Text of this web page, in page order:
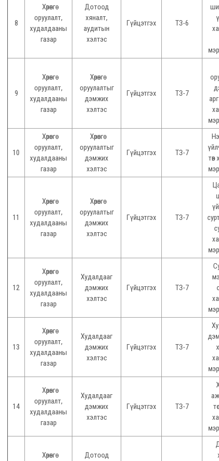
8
Хөрөнгө
оруулалт,
худалдааны
газар
Дотоод
хяналт,
аудитын
хэлтэс
Гүйцэтгэх ТЗ-6
9
Хөрөнгө
оруулалт,
худалдааны
газар
Хөрөнгө
оруулалтыг
дэмжих
хэлтэс
Гүйцэтгэх ТЗ-7
10
Хөрөнгө
оруулалт,
худалдааны
газар
Хөрөнгө
оруулалтыг
дэмжих
хэлтэс
Гүйцэтгэх ТЗ-7
11
Хөрөнгө
оруулалт,
худалдааны
газар
Хөрөнгө
оруулалтыг
дэмжих
хэлтэс
Гүйцэтгэх ТЗ-7
12
Хөрөнгө
оруулалт,
худалдааны
газар
Худалдааг
дэмжих
хэлтэс
Гүйцэтгэх ТЗ-7
13
Хөрөнгө
оруулалт,
худалдааны
газар
Худалдааг
дэмжих
хэлтэс
Гүйцэтгэх ТЗ-7
14
Хөрөнгө
оруулалт,
худалдааны
газар
Худалдааг
дэмжих
хэлтэс
Гүйцэтгэх ТЗ-7
Хөрөнгө
Дотоод